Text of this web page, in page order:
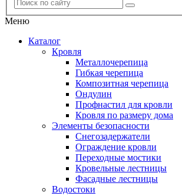
Меню
Каталог
Кровля
Металлочерепица
Гибкая черепица
Композитная черепица
Ондулин
Профнастил для кровли
Кровля по размеру дома
Элементы безопасности
Снегозадержатели
Ограждение кровли
Переходные мостики
Кровельные лестницы
Фасадные лестницы
Водостоки